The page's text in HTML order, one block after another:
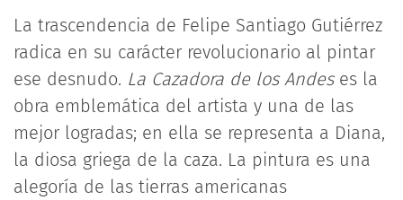
La trascendencia de Felipe Santiago Gutiérrez
radica en su carácter revolucionario al pintar
ese desnudo. La Cazadora de los Andeses la
obra emblemática del artista y una de las
mejor logradas; en ella se representa a Diana,
la diosa griega de la caza. La pintura es una
alegoría de las tierras americanas